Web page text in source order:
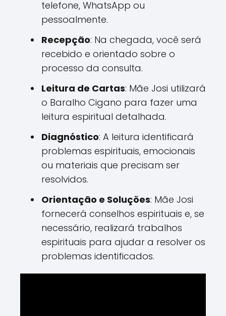
telefone, WhatsApp ou
pessoalmente.
Recepção: Na chegada, você será
recebido e orientado sobre o
processo da consulta.
Leitura de Cartas: Mãe Josi utilizará
o Baralho Cigano para fazer uma
leitura espiritual detalhada.
Diagnóstico: A leitura identificará
problemas espirituais, emocionais
ou materiais que precisam ser
resolvidos.
Orientação e Soluções: Mãe Josi
fornecerá conselhos espirituais e, se
necessário, realizará trabalhos
espirituais para ajudar a resolver os
problemas identificados.